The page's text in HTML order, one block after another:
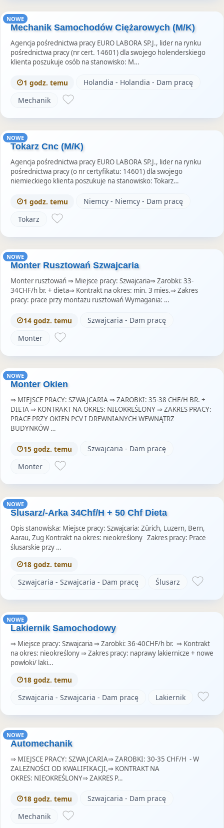
NOWE
Mechanik Samochodów Ciężarowych (M/K)
Agencja pośrednictwa pracy EURO LABORA SP.J., lider na rynku
pośrednictwa pracy (nr cert. 14601) dla swojego holenderskiego
klienta poszukuje osób na stanowisko: M…
1 godz. temu
Holandia - Holandia - Dam pracę
Mechanik
NOWE
Tokarz Cnc (M/K)
Agencja pośrednictwa pracy EURO LABORA SP.J., lider na rynku
pośrednictwa pracy (o nr certyfikatu: 14601) dla swojego
niemieckiego klienta poszukuje na stanowisko: Tokarz…
1 godz. temu
Niemcy - Niemcy - Dam pracę
Tokarz
NOWE
Monter Rusztowań Szwajcaria
Monter rusztowań ⇒ Miejsce pracy: Szwajcaria⇒ Zarobki: 33-
34CHF/h br. + dieta⇒ Kontrakt na okres: min. 3 mies.⇒ Zakres
pracy: prace przy montażu rusztowań Wymagania: …
14 godz. temu
Szwajcaria - Dam pracę
Monter
NOWE
Monter Okien
⇒ MIEJSCE PRACY: SZWAJCARIA ⇒ ZAROBKI: 35-38 CHF/H BR. +
DIETA ⇒ KONTRAKT NA OKRES: NIEOKREŚLONY ⇒ ZAKRES PRACY:
PRACE PRZY OKIEN PCV I DREWNIANYCH WEWNĄTRZ
BUDYNKÓW …
15 godz. temu
Szwajcaria - Dam pracę
Monter
NOWE
Ślusarz/-Arka 34Chf/H + 50 Chf Dieta
Opis stanowiska: Miejsce pracy: Szwajcaria: Zürich, Luzern, Bern,
Aarau, Zug Kontrakt na okres: nieokreślony Zakres pracy: Prace
ślusarskie przy …
18 godz. temu
Szwajcaria - Szwajcaria - Dam pracę
Ślusarz
NOWE
Lakiernik Samochodowy
⇒ Miejsce pracy: Szwajcaria ⇒ Zarobki: 36-40CHF/h br. ⇒ Kontrakt
na okres: nieokreślony ⇒ Zakres pracy: naprawy lakiernicze + nowe
powłoki/ laki…
18 godz. temu
Szwajcaria - Szwajcaria - Dam pracę
Lakiernik
NOWE
Automechanik
⇒ MIEJSCE PRACY: SZWAJCARIA⇒ ZAROBKI: 30-35 CHF/H - W
ZALEŻNOŚCI OD KWALIFIKACJI,⇒ KONTRAKT NA
OKRES: NIEOKREŚLONY⇒ ZAKRES P…
18 godz. temu
Szwajcaria - Dam pracę
Mechanik